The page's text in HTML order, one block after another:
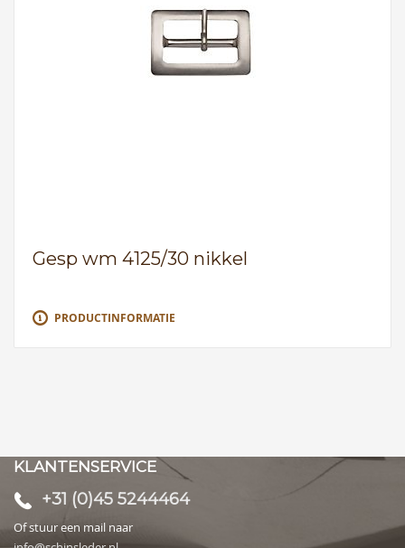
Gesp wm 4125/30 nikkel
PRODUCTINFORMATIE
KLANTENSERVICE
+31 (0)45 5244464
Of stuur een mail naar